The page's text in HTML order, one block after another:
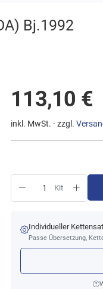
Bj.1992
113,10 €
inkl. MwSt. · zzgl.
Kit
Individueller
Passe Übersetzung,